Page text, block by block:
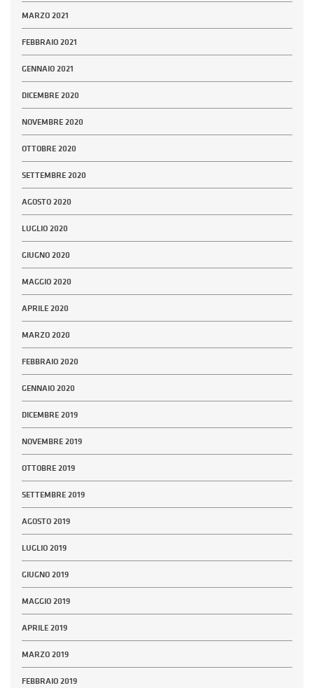
MARZO 2021
FEBBRAIO 2021
GENNAIO 2021
DICEMBRE 2020
NOVEMBRE 2020
OTTOBRE 2020
SETTEMBRE 2020
AGOSTO 2020
LUGLIO 2020
GIUGNO 2020
MAGGIO 2020
APRILE 2020
MARZO 2020
FEBBRAIO 2020
GENNAIO 2020
DICEMBRE 2019
NOVEMBRE 2019
OTTOBRE 2019
SETTEMBRE 2019
AGOSTO 2019
LUGLIO 2019
GIUGNO 2019
MAGGIO 2019
APRILE 2019
MARZO 2019
FEBBRAIO 2019